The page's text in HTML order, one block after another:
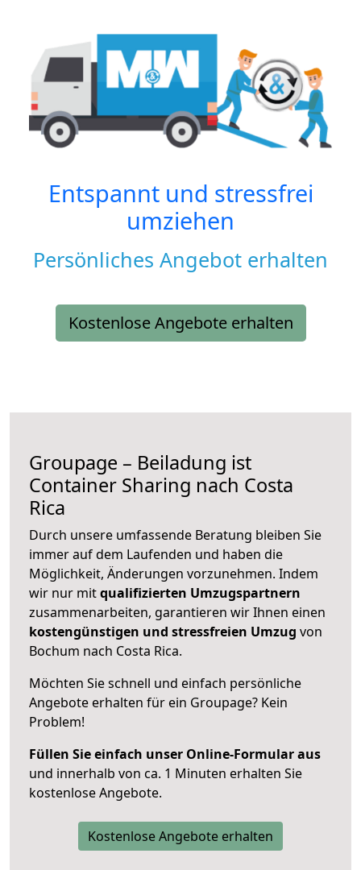
Entspannt und stressfrei
umziehen
Persönliches Angebot erhalten
Kostenlose Angebote erhalten
Groupage – Beiladung ist
Container Sharing nach Costa
Rica
Durch unsere umfassende Beratung bleiben Sie
immer auf dem Laufenden und haben die
Möglichkeit, Änderungen vorzunehmen. Indem
wir nur mitqualifizierten Umzugspartnern
zusammenarbeiten, garantieren wir Ihnen einen
kostengünstigen und stressfreien Umzug von
Bochum nach Costa Rica.
Möchten Sie schnell und einfach persönliche
Angebote erhalten für ein Groupage? Kein
Problem!
Füllen Sie einfach unser Online-Formular aus
und innerhalb von ca. 1 Minuten erhalten Sie
kostenlose Angebote.
Kostenlose Angebote erhalten